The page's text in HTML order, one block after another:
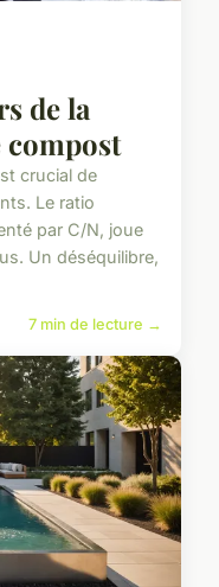
de la
crucial de
Le ratio
par C/N, joue
Un déséquilibre,
7 min de lecture →